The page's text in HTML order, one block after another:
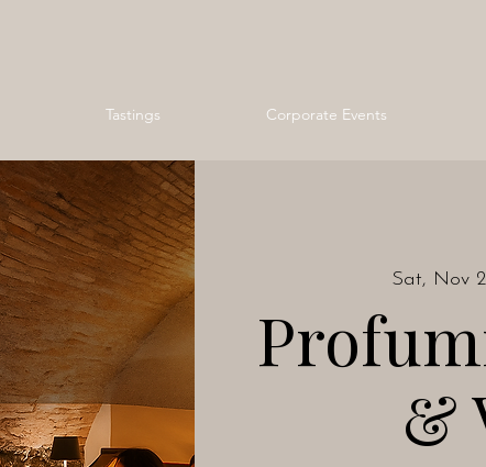
Tastings Corporate Events
Sat, Nov
&